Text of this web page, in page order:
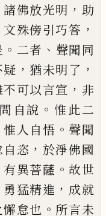
諸佛放光明 ， 助
文殊傍引巧答 ，
。 二者 、 聲聞同
疑 ，猶未明了 ，
可以言宣 ， 非
自說 。 惟此二
惟人自悟 。 聲聞
恣 ， 於淨佛國
有異菩薩 。故世
勇猛精進 ， 成就
怠也 。 所言未